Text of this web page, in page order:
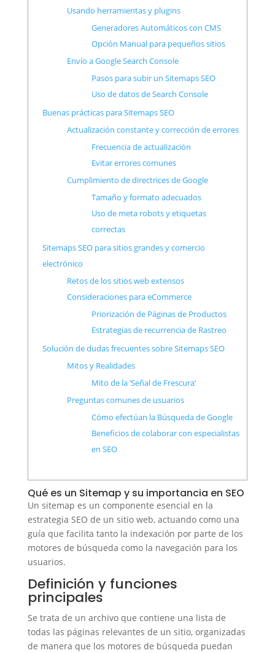
Usando herramientas y plugins
Generadores Automáticos con CMS
Opción Manual para pequeños sitios
Envío a Google Search Console
Pasos para subir un Sitemaps SEO
Uso de datos de Search Console
Buenas prácticas para Sitemaps SEO
Actualización constante y corrección de errores
Frecuencia de actualización
Evitar errores comunes
Cumplimiento de directrices de Google
Tamaño y formato adecuados
Uso de meta robots y etiquetas
correctas
Sitemaps SEO para sitios grandes y comercio
electrónico
Retos de los sitios web extensos
Consideraciones para eCommerce
Priorización de Páginas de Productos
Estrategias de recurrencia de Rastreo
Solución de dudas frecuentes sobre Sitemaps SEO
Mitos y Realidades
Mito de la ‘Señal de Frescura’
Preguntas comunes de usuarios
Cómo efectúan la Búsqueda de Google
Beneficios de colaborar con especialistas
en SEO
Qué es un Sitemap y su importancia en SEO
Un sitemap es un componente esencial en la
estrategia SEO de un sitio web, actuando como una
guía que facilita tanto la indexación por parte de los
motores de búsqueda como la navegación para los
usuarios.
Definición y funciones
principales
Se trata de un archivo que contiene una lista de
todas las páginas relevantes de un sitio, organizadas
de manera que los motores de búsqueda puedan